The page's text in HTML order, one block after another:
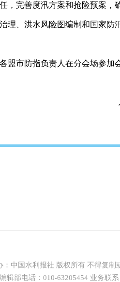
，完善度汛方案和抢险预案，
理、洪水风险图编制和国家防
市防指负责人在分会场参加会
： 中国水利报社 版权所有 不得复制
编辑部电话：010-63205454 业务联